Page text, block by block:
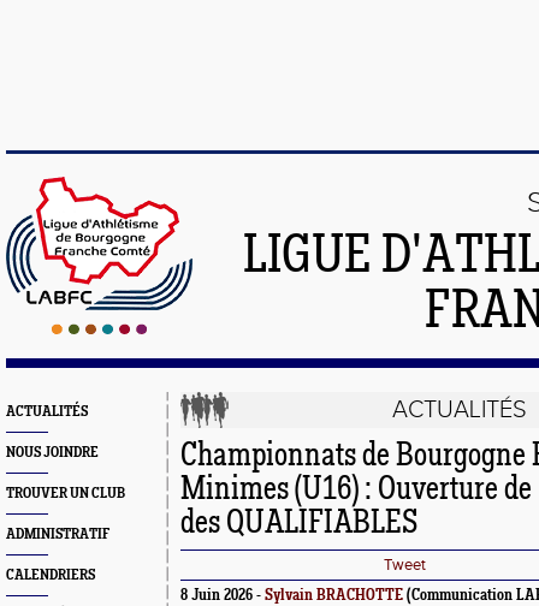
LIGUE
ACTUALITÉS
NOUS JOINDRE
TROUVER UN CLUB
ADMINISTRATIF
CALENDRIERS
ACTUALITÉS
Championnats de Bourgogne
Minimes (U16) : Ouverture
des QUALIFIABLES
Tweet
8 Juin 2026 - Sylvain BRACHOTTE (Communication